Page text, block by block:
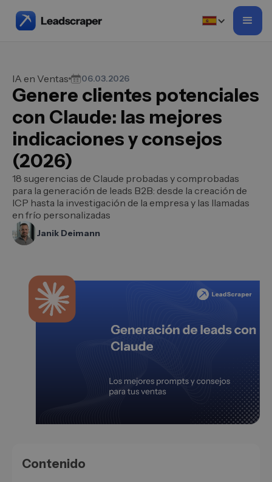
IA en Ventas 06.03.2026
Genere clientes potenciales
con Claude: las mejores
indicaciones y consejos
(2026)
18 sugerencias de Claude probadas y comprobadas
para la generación de leads B2B: desde la creación de
ICP hasta la investigación de la empresa y las llamadas
en frío personalizadas
Janik Deimann
Contenido